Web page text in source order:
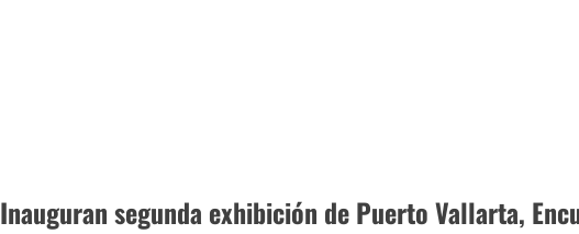
Inauguran segunda exhibición de Puerto Vallarta,